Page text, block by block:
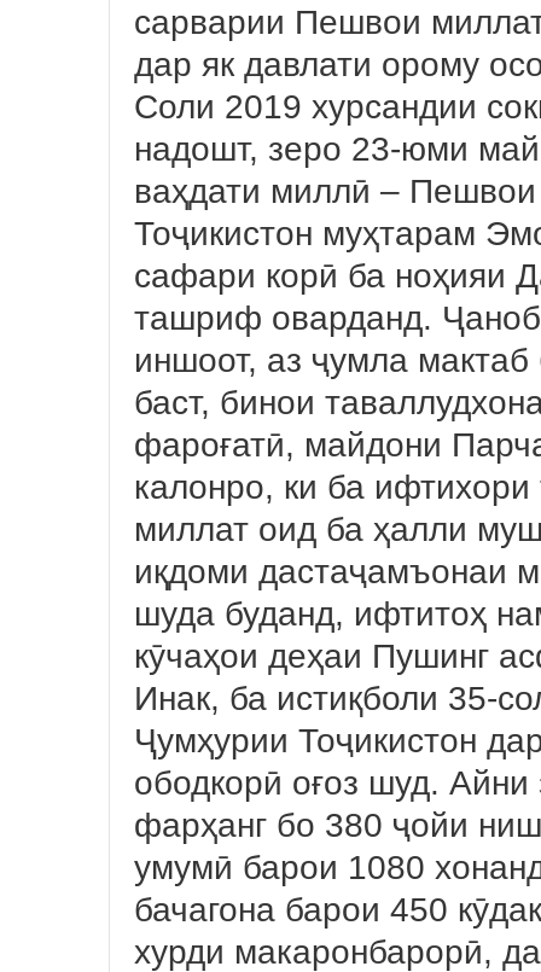
сарварии Пешвои
дар як давлати орому
Соли 2019 хурсандии
надошт, зеро 23-юми
ваҳдати миллӣ –
Тоҷикистон муҳтарам
сафари корӣ ба ноҳияи
ташриф оварданд.
иншоот, аз ҷумла
баст, бинои
фароғатӣ, майдони
калонро, ки ба
миллат оид ба ҳалли
иқдоми дастаҷамъонаи
шуда буданд, ифтитоҳ
кӯчаҳои деҳаи Пушинг
Инак, ба истиқболи 35-
Ҷумҳурии Тоҷикистон
ободкорӣ оғоз шуд.
фарҳанг бо 380 ҷойи
умумӣ барои 1080
бачагона барои 450
хурди макаронбарорӣ,